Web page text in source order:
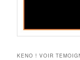
KENO ! VOIR